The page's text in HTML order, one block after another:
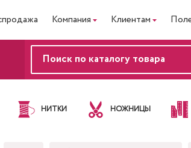
Компания Клиентам
НИТКИ НОЖНИЦЫ